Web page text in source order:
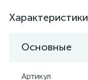
Характеристики
Основные
Артикул